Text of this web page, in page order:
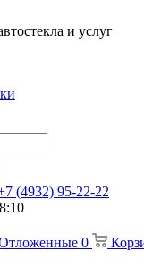
и услуг
(4932) 95-22-22
0